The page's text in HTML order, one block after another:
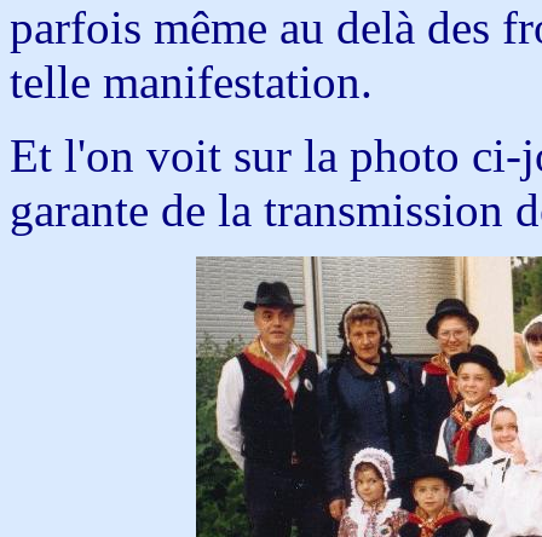
parfois même au delà des
telle manifestation.
Et l'on voit sur la photo ci-
garante de la transmission